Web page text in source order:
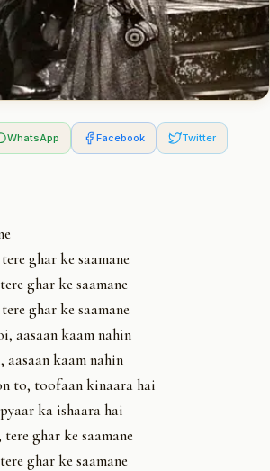
WhatsApp Facebook Twitter
ghar ke saamane
ghar ke saamane
ghar ke saamane
aasaan kaam nahin
kaam nahin
to, toofaan kinaara hai
ka ishaara hai
ghar ke saamane
ghar ke saamane